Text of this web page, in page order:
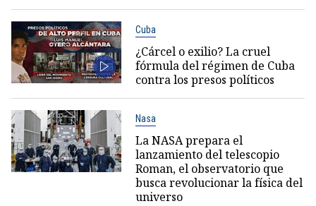
Cuba
¿Cárcel o exilio? La cruel
fórmula del régimen de Cuba
contra los presos políticos
Nasa
La NASA prepara el
lanzamiento del telescopio
Roman, el observatorio que
busca revolucionar la física del
universo